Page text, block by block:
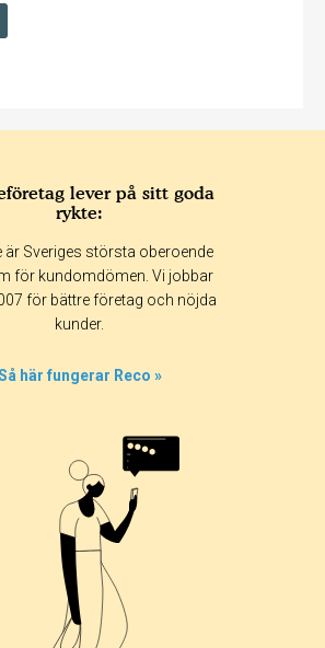
lever på sitt goda
rykte:
är Sveriges största oberoende
för kundomdömen. Vi jobbar
för bättre företag och nöjda
kunder.
här fungerar Reco »